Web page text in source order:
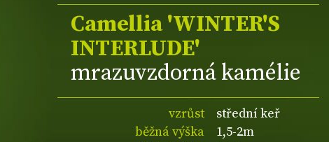
Camellia 'WINTER'S
INTERLUDE'
mrazuvzdorná kamélie
vzrůst
střední keř
běžná výška
1,5-2m